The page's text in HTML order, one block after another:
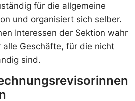
für die allgemeine
und organisiert sich selber.
Interessen der Sektion wahr
Geschäfte, für die nicht
sind.